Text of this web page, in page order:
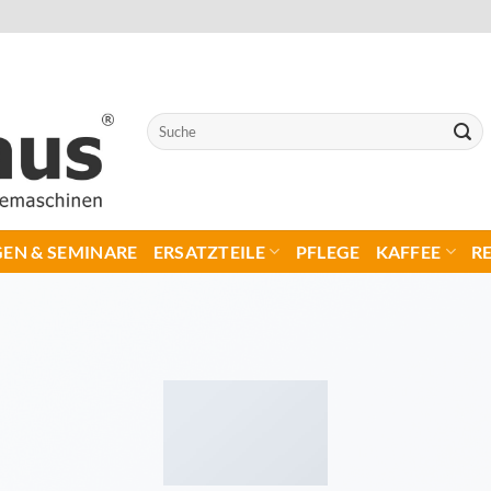
Suchen
nach:
& SEMINARE ERSATZTEILE PFLEGE KAFFEE